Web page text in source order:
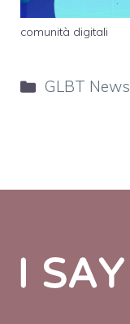
comunità digitali
Categorie
GLBT News